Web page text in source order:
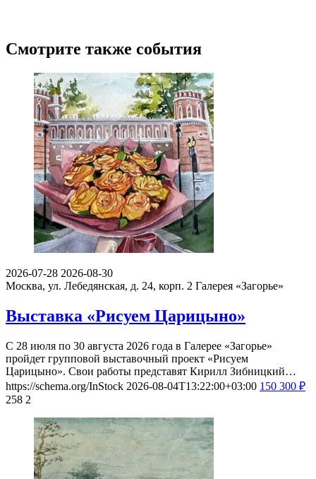
Смотрите также события
2026-07-28 2026-08-30
Москва, ул. Лебедянская, д. 24, корп. 2 Галерея «Загорье»
Выставка «Рисуем Царицыно»
С 28 июля по 30 августа 2026 года в Галерее «Загорье»
пройдет групповой выставочный проект «Рисуем
Царицыно». Свои работы представят Кирилл Зибницкий…
https://schema.org/InStock 2026-08-04T13:22:00+03:00 150 300 ₽
258 2